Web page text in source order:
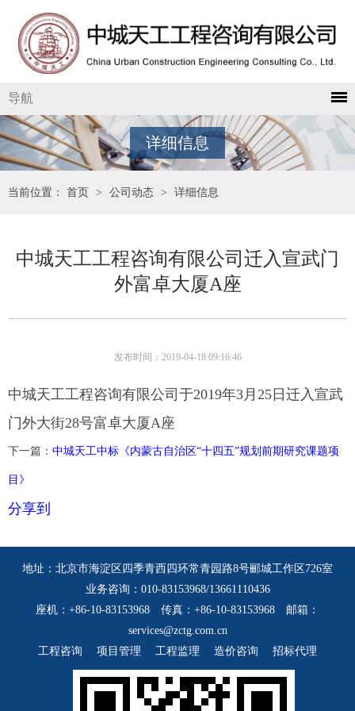
导航
详细信息
当前位置： 首页 > 公司动态 > 详细信息
中城天工工程咨询有限公司迁入宣武门
外富卓大厦A座
发布时间：2019-04-18 09:16:46
中城天工工程咨询有限公司于2019年3月25日迁入宣武
门外大街28号富卓大厦A座
下一篇： 中城天工中标《内蒙古自治区“十四五”规划前期研究课题项
目》
分享到
地址：北京市海淀区四季青西四环常青园路8号郦城工作区726室
业务咨询：010-83153968/13661110436
座机：+86-10-83153968 传真：+86-10-83153968 邮箱：
services@zctg.com.cn
工程咨询
项目管理 工程监理 造价咨询 招标代理